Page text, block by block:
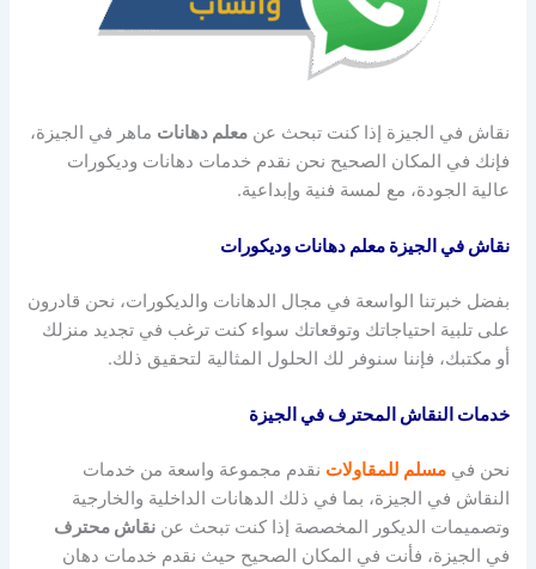
نقاش في الجيزة إذا كنت تبحث عنمعلم دهانات ماهر في الجيزة،
فإنك في المكان الصحيح نحن نقدم خدمات دهانات وديكورات
عالية الجودة، مع لمسة فنية وإبداعية.
نقاش في الجيزة معلم دهانات وديكورات
بفضل خبرتنا الواسعة في مجال الدهانات والديكورات، نحن قادرون
على تلبية احتياجاتك وتوقعاتك سواء كنت ترغب في تجديد منزلك
أو مكتبك، فإننا سنوفر لك الحلول المثالية لتحقيق ذلك.
خدمات النقاش المحترف في الجيزة
نحن فيمسلم للمقاولات نقدم مجموعة واسعة من خدمات
النقاش في الجيزة، بما في ذلك الدهانات الداخلية والخارجية
وتصميمات الديكور المخصصة إذا كنت تبحث عننقاش محترف
في الجيزة، فأنت في المكان الصحيح حيث نقدم خدمات دهان